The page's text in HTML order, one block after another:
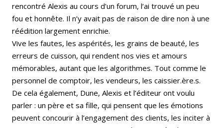
rencontré Alexis au cours d’un forum, l’ai trouvé un peu
fou et honnête. Il n’y avait pas de raison de dire non à une
réédition largement enrichie.
Vive les fautes, les aspérités, les grains de beauté, les
erreurs de cuisson, qui rendent nos vies et amours
mémorables, autant que les algorithmes. Tout comme le
personnel de comptoir, les vendeurs, les caissier.ère.s.
De cela également, Dune, Alexis et l’éditeur ont voulu
parler : un père et sa fille, qui pensent que les émotions
peuvent concourir à l’engagement des clients, les inciter à